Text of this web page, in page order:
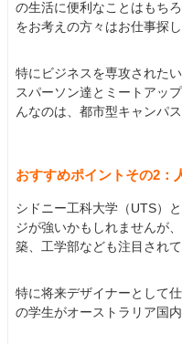
の生活に便利なことはもち
をお考えの方々はお仕事探し
特にビジネスを専攻された
スパーソン達とミートアッ
んなのは、都市型キャンパ
おすすめポイントその2：
シドニー工科大学（UTS）
ジが強いかもしれませんが
築、工学部なども注目されて
特に将来デザイナーとして
の学生がオーストラリア国